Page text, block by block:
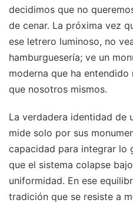
decidimos que no
de cenar. La próxima vez
ese letrero luminoso, no
hamburguesería; ve un
moderna que ha
que nosotros mismos.
La verdadera identidad de
mide solo por sus
capacidad para integrar lo
que el sistema colapse
uniformidad. En ese
tradición que se resiste a